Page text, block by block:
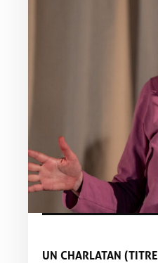
UN CHARLATAN